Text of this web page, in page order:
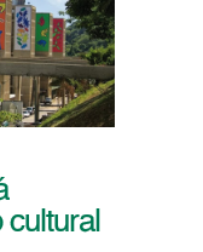
cultural